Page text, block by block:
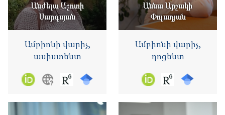
Անժելա Աշոտի
Սարգսյան
Ամբիոնի վարիչ,
ասիստենտ
Աննա Արշակի
Փոլադյան
Ամբիոնի վարիչ,
դոցենտ